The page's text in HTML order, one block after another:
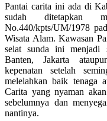
Pantai carita ini ada di
sudah ditetapkan
No.440/kpts/UM/1978
Wisata Alam. Kawasan
selat sunda ini menjadi
Banten, Jakarta
kepenatan setelah
melelahkan baik tenaga
Carita yang nyaman
sebelumnya dan
nantinya.